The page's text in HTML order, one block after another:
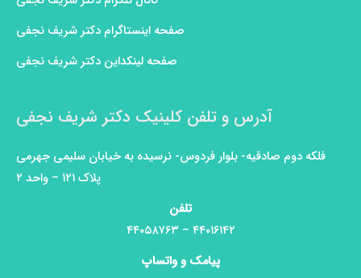
صفحه اینستاگرام دکتر شریف نجفی
صفحه لینکداین دکتر شریف نجفی
آدرس و تلفن کلینیک دکتر شریف نجفی
فلکه دوم صادقیه- بلوار فردوس- نرسیده به خیابان سلیمی جهرمی
پلاک ۱۲۱ – واحد ۲
تلفن
۴۴۰۱۶۱۴۲ – ۴۴۰۵۸۷۶۳
پیامک و واتساپ